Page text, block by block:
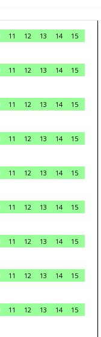
11 12 13 14
15
11 12 13 14
15
11 12 13 14
15
11 12 13 14
15
11 12 13 14
15
11 12 13 14
15
11 12 13 14
15
11 12 13 14
15
11 12 13 14
15